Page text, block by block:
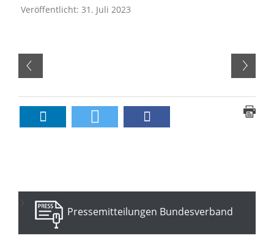
Veröffentlicht: 31. Juli 2023
Pressemitteilungen Bundesverband